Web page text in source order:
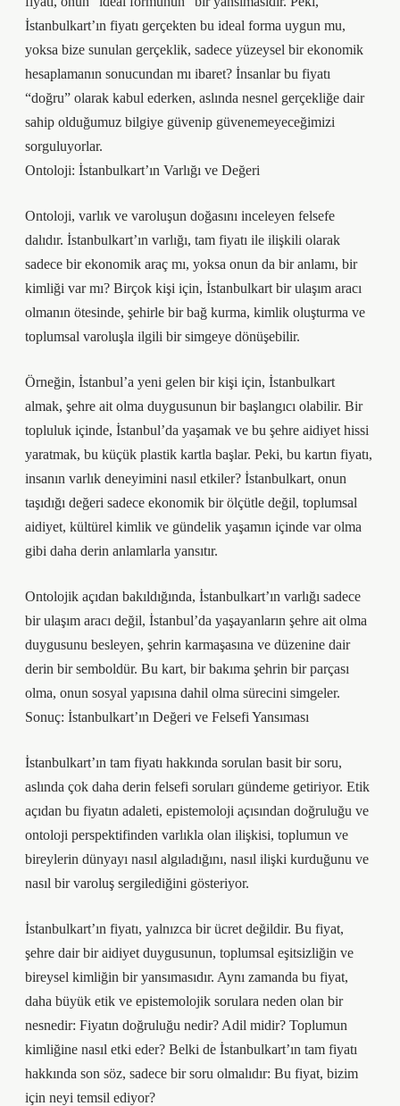
İstanbulkart’ın fiyatı gerçekten bu ideal forma uygun mu,
yoksa bize sunulan gerçeklik, sadece yüzeysel bir ekonomik
hesaplamanın sonucundan mı ibaret? İnsanlar bu fiyatı
“doğru” olarak kabul ederken, aslında nesnel gerçekliğe dair
sahip olduğumuz bilgiye güvenip güvenemeyeceğimizi
sorguluyorlar.
Ontoloji: İstanbulkart’ın Varlığı ve Değeri
Ontoloji, varlık ve varoluşun doğasını inceleyen felsefe
dalıdır. İstanbulkart’ın varlığı, tam fiyatı ile ilişkili olarak
sadece bir ekonomik araç mı, yoksa onun da bir anlamı, bir
kimliği var mı? Birçok kişi için, İstanbulkart bir ulaşım aracı
olmanın ötesinde, şehirle bir bağ kurma, kimlik oluşturma ve
toplumsal varoluşla ilgili bir simgeye dönüşebilir.
Örneğin, İstanbul’a yeni gelen bir kişi için, İstanbulkart
almak, şehre ait olma duygusunun bir başlangıcı olabilir. Bir
topluluk içinde, İstanbul’da yaşamak ve bu şehre aidiyet hissi
yaratmak, bu küçük plastik kartla başlar. Peki, bu kartın fiyatı,
insanın varlık deneyimini nasıl etkiler? İstanbulkart, onun
taşıdığı değeri sadece ekonomik bir ölçütle değil, toplumsal
aidiyet, kültürel kimlik ve gündelik yaşamın içinde var olma
gibi daha derin anlamlarla yansıtır.
Ontolojik açıdan bakıldığında, İstanbulkart’ın varlığı sadece
bir ulaşım aracı değil, İstanbul’da yaşayanların şehre ait olma
duygusunu besleyen, şehrin karmaşasına ve düzenine dair
derin bir semboldür. Bu kart, bir bakıma şehrin bir parçası
olma, onun sosyal yapısına dahil olma sürecini simgeler.
Sonuç: İstanbulkart’ın Değeri ve Felsefi Yansıması
İstanbulkart’ın tam fiyatı hakkında sorulan basit bir soru,
aslında çok daha derin felsefi soruları gündeme getiriyor. Etik
açıdan bu fiyatın adaleti, epistemoloji açısından doğruluğu ve
ontoloji perspektifinden varlıkla olan ilişkisi, toplumun ve
bireylerin dünyayı nasıl algıladığını, nasıl ilişki kurduğunu ve
nasıl bir varoluş sergilediğini gösteriyor.
İstanbulkart’ın fiyatı, yalnızca bir ücret değildir. Bu fiyat,
şehre dair bir aidiyet duygusunun, toplumsal eşitsizliğin ve
bireysel kimliğin bir yansımasıdır. Aynı zamanda bu fiyat,
daha büyük etik ve epistemolojik sorulara neden olan bir
nesnedir: Fiyatın doğruluğu nedir? Adil midir? Toplumun
kimliğine nasıl etki eder? Belki de İstanbulkart’ın tam fiyatı
hakkında son söz, sadece bir soru olmalıdır: Bu fiyat, bizim
için neyi temsil ediyor?